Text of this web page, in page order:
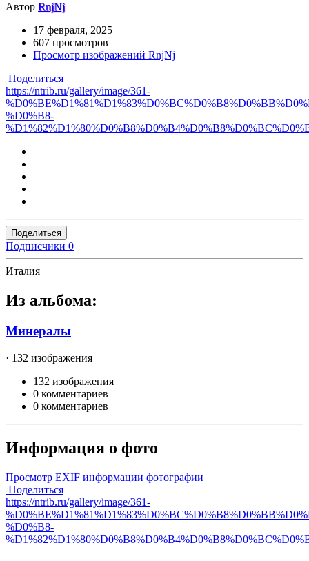
Автор RnjNj
17 февраля, 2025
607 просмотров
Просмотр изображений RnjNj
Поделиться
https://ntrib.ru/gallery/image/361-
%D0%B8-
Поделиться
Подписчики 0
Италия
Из альбома:
Минералы
· 132 изображения
132 изображения
0 комментариев
0 комментариев
Информация о фото
Просмотр EXIF информации фотографии
Поделиться
https://ntrib.ru/gallery/image/361-
%D0%B8-